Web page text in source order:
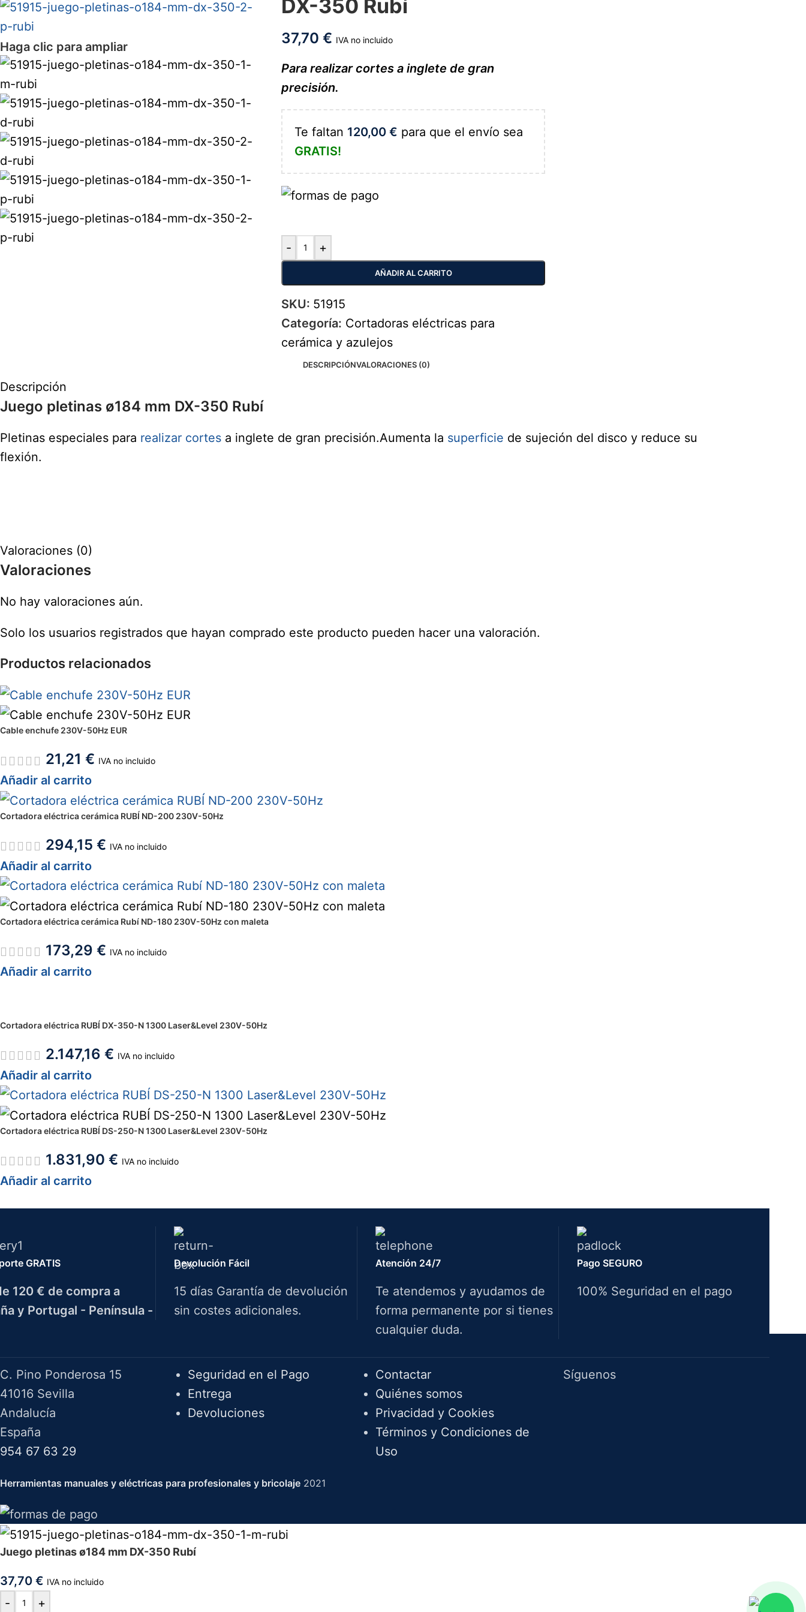
Haga clic para ampliar
DX-350 Rubí
37,70€ IVA no incluido
Para realizar cortes a inglete de gran
precisión.
Te faltan 120,00€ para que el envío sea
GRATIS!
- +
AÑADIR AL CARRITO
SKU: 51915
Categoría: Cortadoras eléctricas para
cerámica y azulejos
DESCRIPCIÓNVALORACIONES (0)
Descripción
Juego pletinas ø184 mm DX-350 Rubí
Pletinas especiales para realizar cortes a inglete de gran precisión.Aumenta la superficie de sujeción del disco y reduce su
flexión.
Valoraciones (0)
Valoraciones
No hay valoraciones aún.
Solo los usuarios registrados que hayan comprado este producto pueden hacer una valoración.
Productos relacionados
Cable enchufe 230V-50Hz EUR
21,21 € IVA no incluido
Añadir al carrito
Cortadora eléctrica cerámica RUBÍ ND-200 230V-50Hz
294,15 € IVA no incluido
Añadir al carrito
Cortadora eléctrica cerámica Rubí ND-180 230V-50Hz con maleta
173,29 € IVA no incluido
Añadir al carrito
Cortadora eléctrica RUBÍ DX-350-N 1300 Laser&Level 230V-50Hz
2.147,16 € IVA no incluido
Añadir al carrito
Cortadora eléctrica RUBÍ DS-250-N 1300 Laser&Level 230V-50Hz
1.831,90 € IVA no incluido
Añadir al carrito
GRATIS
120 € de compra a
y Portugal - Península -
Devolución Fácil
15 días Garantía de devolución
sin costes adicionales.
Atención 24/7
Te atendemos y ayudamos de
forma permanente por si tienes
cualquier duda.
Pago SEGURO
100% Seguridad en el pago
C. Pino Ponderosa 15
41016 Sevilla
Andalucía
España
954 67 63 29
Seguridad en el Pago
Entrega
Devoluciones
Contactar
Quiénes somos
Privacidad y Cookies
Términos y Condiciones de
Uso
Síguenos
Herramientas manuales y eléctricas para profesionales y bricolaje 2021
Juego pletinas ø184 mm DX-350 Rubí
37,70 € IVA no incluido
- +